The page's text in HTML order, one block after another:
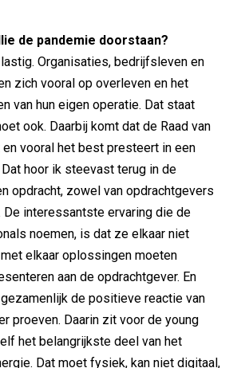
de pandemie doorstaan?
Organisaties, bedrijfsleven en
zich vooral op overleven en het
van hun eigen operatie. Dat staat
ook. Daarbij komt dat de Raad van
vooral het best presteert in een
hoor ik steevast terug in de
opdracht, zowel van opdrachtgevers
interessantste ervaring die de
noemen, is dat ze elkaar niet
elkaar oplossingen moeten
aan de opdrachtgever. En
de positieve reactie van
proeven. Daarin zit voor de young
het belangrijkste deel van het
Dat moet fysiek, kan niet digitaal,